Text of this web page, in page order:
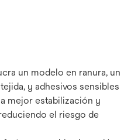
un modelo en ranura, un
y adhesivos sensibles
mejor estabilización y
el riesgo de